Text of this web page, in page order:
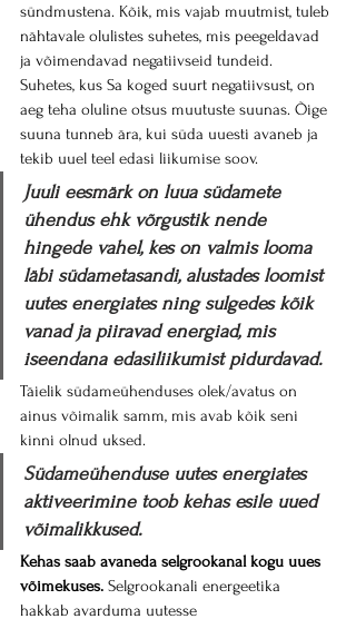
sündmustena. Kõik, mis vajab muutmist, tuleb
nähtavale olulistes suhetes, mis peegeldavad
ja võimendavad negatiivseid tundeid.
Suhetes, kus Sa koged suurt negatiivsust, on
aeg teha oluline otsus muutuste suunas. Õige
suuna tunneb ära, kui süda uuesti avaneb ja
tekib uuel teel edasi liikumise soov.
Juuli eesmärk on luua südamete
ühendus ehk võrgustik nende
hingede vahel, kes on valmis looma
läbi südametasandi, alustades loomist
uutes energiates ning sulgedes kõik
vanad ja piiravad energiad, mis
iseendana edasiliikumist pidurdavad.
Täielik südameühenduses olek/avatus on
ainus võimalik samm, mis avab kõik seni
kinni olnud uksed.
Südameühenduse uutes energiates
aktiveerimine toob kehas esile uued
võimalikkused.
Kehas saab avaneda selgrookanal kogu uues
võimekuses. Selgrookanali energeetika
hakkab avarduma uutesse